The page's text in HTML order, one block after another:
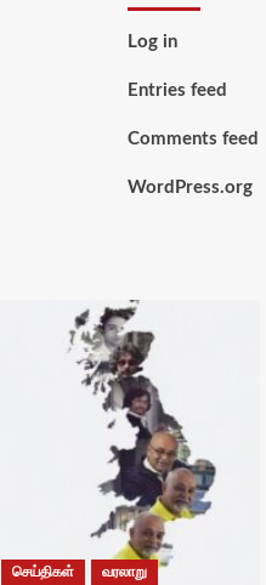
Log in
Entries feed
Comments feed
WordPress.org
செய்திகள் வரலாறு